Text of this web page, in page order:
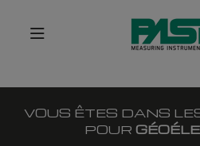
VOUS ÊTES DANS
POUR